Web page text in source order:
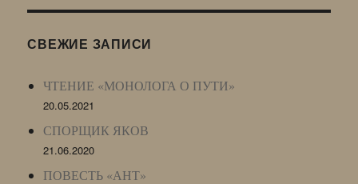
LJ
СВЕЖИЕ ЗАПИСИ
ЧТЕНИЕ «МОНОЛОГА О ПУТИ»
20.05.2021
СПОРЩИК ЯКОВ
21.06.2020
ПОВЕСТЬ «АНТ»